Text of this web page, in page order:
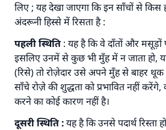
लिए ; यह देखा जाएगा कि इन साँचों से किस
अंदरूनी हिस्से में रिसता है :
पहली स्थिति: यह है कि वे दाँतों और मसूड़ों
इसलिए उनमें से कुछ भी मुँह में न जाता हो,
(रिसे) तो रोज़ेदार उसे अपने मुँह से बाहर थूक
साँचे रोज़े की शुद्धता को प्रभावित नहीं
करने का कोई कारण नहीं है।
दूसरी स्थिति :यह है कि उनसे पदार्थ रिस्ता